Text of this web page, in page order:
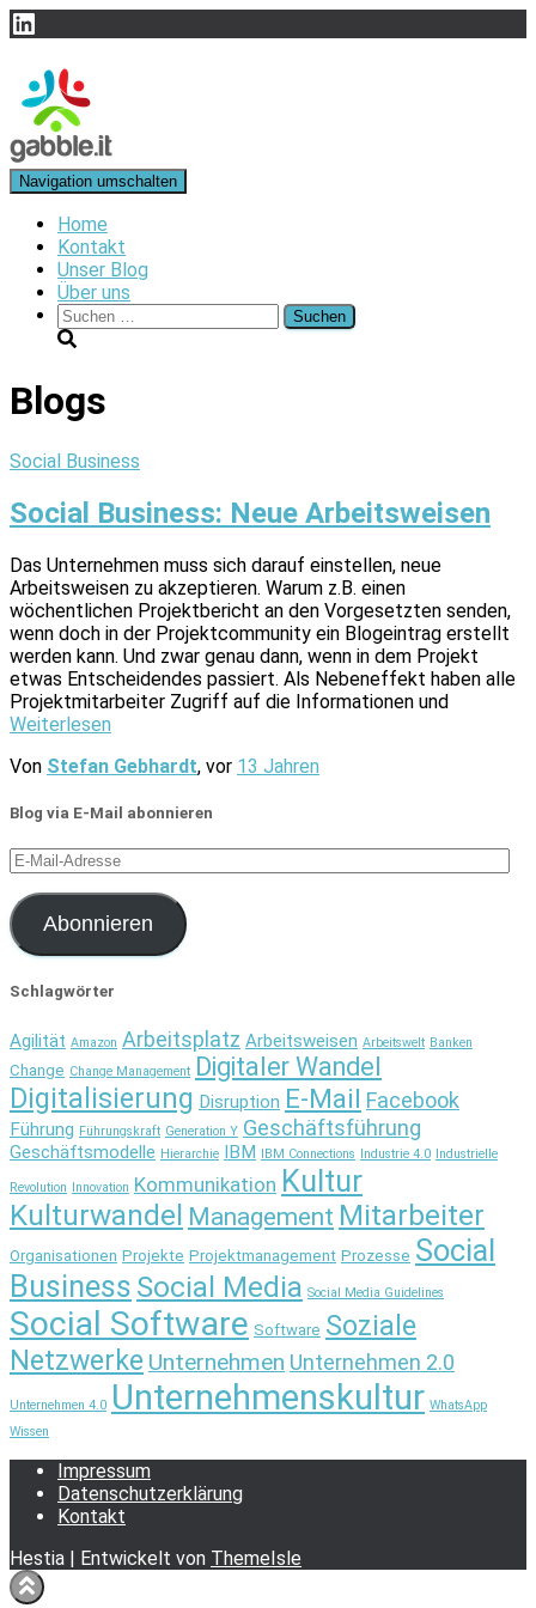
LinkedIn
Navigation umschalten
Home
Kontakt
Unser Blog
Über uns
Suchen
nach:
Blogs
Social Business
Social Business: Neue Arbeitsweisen
Das Unternehmen muss sich darauf einstellen, neue
Arbeitsweisen zu akzeptieren. Warum z.B. einen
wöchentlichen Projektbericht an den Vorgesetzten senden,
wenn doch in der Projektcommunity ein Blogeintrag erstellt
werden kann. Und zwar genau dann, wenn in dem Projekt
etwas Entscheidendes passiert. Als Nebeneffekt haben alle
Projektmitarbeiter Zugriff auf die Informationen und
Weiterlesen
Von Stefan Gebhardt, vor 13 Jahren
Blog via E-Mail abonnieren
E-
Mail-
Adresse
Abonnieren
Schlagwörter
Agilität Amazon Arbeitsplatz Arbeitsweisen Arbeitswelt Banken
Change Change Management Digitaler Wandel
Digitalisierung Disruption E-Mail Facebook
Führung Führungskraft Generation Y Geschäftsführung
Geschäftsmodelle Hierarchie IBM IBM Connections Industrie 4.0 Industrielle
Revolution Innovation Kommunikation Kultur
Kulturwandel Management Mitarbeiter
Organisationen Projekte Projektmanagement Prozesse Social
Business Social Media Social Media Guidelines
Social Software Software Soziale
Netzwerke Unternehmen Unternehmen 2.0
Unternehmen 4.0 Unternehmenskultur WhatsApp
Wissen
Impressum
Datenschutzerklärung
Kontakt
Hestia | Entwickelt von ThemeIsle